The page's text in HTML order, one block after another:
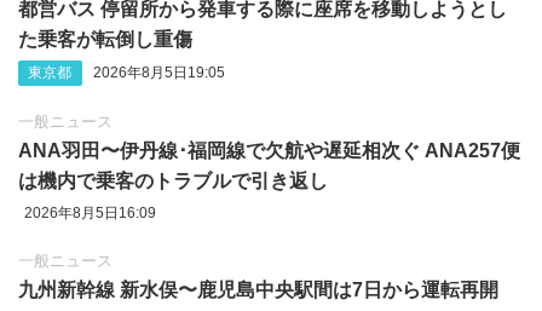
都営バス 停留所から発車する際に座席を移動しようとし
た乗客が転倒し重傷
東京都 2026年8月5日19:05
一般ニュース
ANA羽田〜伊丹線･福岡線で欠航や遅延相次ぐ ANA257便
は機内で乗客のトラブルで引き返し
2026年8月5日16:09
一般ニュース
九州新幹線 新水俣〜鹿児島中央駅間は7日から運転再開